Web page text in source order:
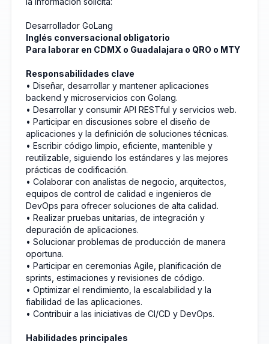
Desarrollador GoLang
Inglés conversacional obligatorio
Para laborar en CDMX o Guadalajara o QRO o MTY
Responsabilidades clave
• Diseñar, desarrollar y mantener aplicaciones
backend y microservicios con Golang.
• Desarrollar y consumir API RESTful y servicios web.
• Participar en discusiones sobre el diseño de
aplicaciones y la definición de soluciones técnicas.
• Escribir código limpio, eficiente, mantenible y
reutilizable, siguiendo los estándares y las mejores
prácticas de codificación.
• Colaborar con analistas de negocio, arquitectos,
equipos de control de calidad e ingenieros de
DevOps para ofrecer soluciones de alta calidad.
• Realizar pruebas unitarias, de integración y
depuración de aplicaciones.
• Solucionar problemas de producción de manera
oportuna.
• Participar en ceremonias Agile, planificación de
sprints, estimaciones y revisiones de código.
• Optimizar el rendimiento, la escalabilidad y la
fiabilidad de las aplicaciones.
• Contribuir a las iniciativas de CI/CD y DevOps.
Habilidades principales